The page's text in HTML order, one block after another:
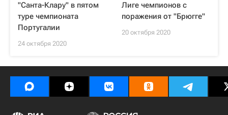
"Санта-Клару" в пятом
туре чемпионата
Португалии
24 октября 2020
Лиге чемпионов с
поражения от "Брюгге"
20 октября 2020